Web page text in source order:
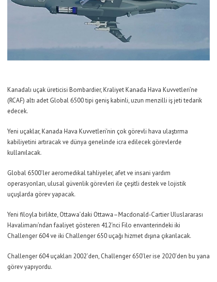
Kanadalı uçak üreticisi Bombardier, Kraliyet Kanada Hava Kuvvetleri’ne
(RCAF) altı adet Global 6500 tipi geniş kabinli, uzun menzilli iş jeti tedarik
edecek.
Yeni uçaklar, Kanada Hava Kuvvetleri’nin çok görevli hava ulaştırma
kabiliyetini artıracak ve dünya genelinde icra edilecek görevlerde
kullanılacak.
Global 6500’ler aeromedikal tahliyeler, afet ve insani yardım
operasyonları, ulusal güvenlik görevleri ile çeşitli destek ve lojistik
uçuşlarda görev yapacak.
Yeni filoyla birlikte, Ottawa’daki Ottawa–Macdonald-Cartier Uluslararası
Havalimanı’ndan faaliyet gösteren 412’nci Filo envanterindeki iki
Challenger 604 ve iki Challenger 650 uçağı hizmet dışına çıkarılacak.
Challenger 604 uçakları 2002’den, Challenger 650’ler ise 2020’den bu yana
görev yapıyordu.